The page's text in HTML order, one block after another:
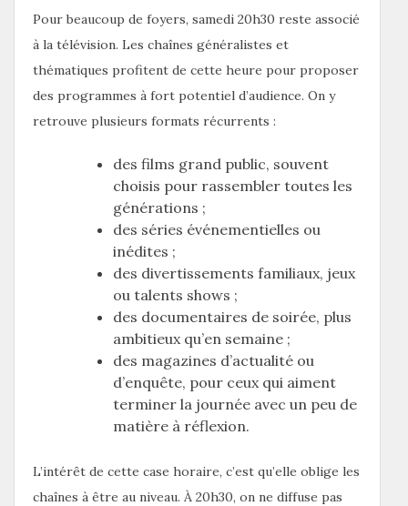
Pour beaucoup de foyers, samedi 20h30 reste associé
à la télévision. Les chaînes généralistes et
thématiques profitent de cette heure pour proposer
des programmes à fort potentiel d’audience. On y
retrouve plusieurs formats récurrents :
des films grand public, souvent
choisis pour rassembler toutes les
générations ;
des séries événementielles ou
inédites ;
des divertissements familiaux, jeux
ou talents shows ;
des documentaires de soirée, plus
ambitieux qu’en semaine ;
des magazines d’actualité ou
d’enquête, pour ceux qui aiment
terminer la journée avec un peu de
matière à réflexion.
L’intérêt de cette case horaire, c’est qu’elle oblige les
chaînes à être au niveau. À 20h30, on ne diffuse pas